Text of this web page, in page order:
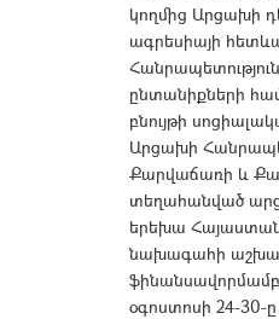
կողմից Արցախի
ագրեսիայի
ընտանիքների
բնույթի
Արցախի
Քարվաճառի և
տեղահանված
երեխա
նախագահի
օգոստոսի 24-30-